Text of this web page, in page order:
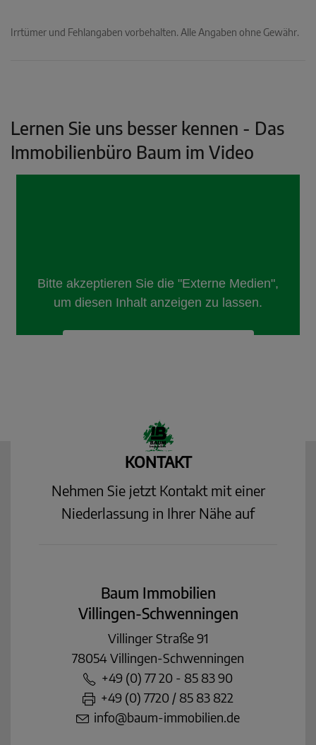
Irrtümer und Fehlangaben vorbehalten. Alle Angaben ohne Gewähr.
Lernen Sie uns besser kennen - Das
Immobilienbüro Baum im Video
KONTAKT
Nehmen Sie jetzt Kontakt mit einer
Niederlassung in Ihrer Nähe auf
Baum Immobilien
Villingen-Schwenningen
Villinger Straße 91
78054 Villingen-Schwenningen
+49 (0) 77 20 - 85 83 90
+49 (0) 7720 / 85 83 822
info@baum-immobilien.de